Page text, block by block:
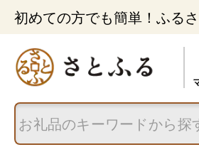
初めての方でも簡単！ふる